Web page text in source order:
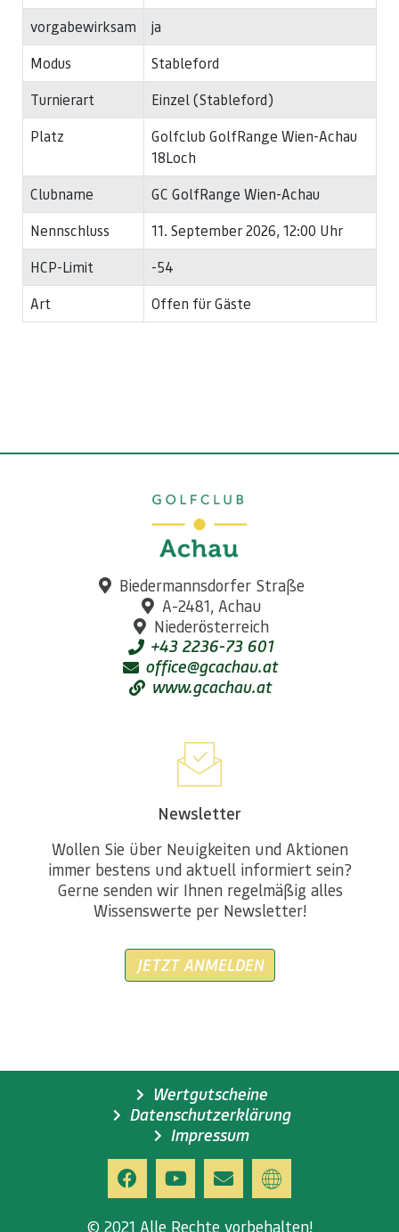
vorgabewirksam
ja
Modus
Stableford
Turnierart
Einzel (Stableford)
Platz
Golfclub GolfRange Wien-Achau
18Loch
Clubname
GC GolfRange Wien-Achau
Nennschluss
11. September 2026, 12:00 Uhr
HCP-Limit
-54
Art
Offen für Gäste
Biedermannsdorfer Straße
A-2481, Achau
Niederösterreich
+43 2236-73 601
office@gcachau.at
www.gcachau.at
Newsletter
Wollen Sie über Neuigkeiten und Aktionen
immer bestens und aktuell informiert sein?
Gerne senden wir Ihnen regelmäßig alles
Wissenswerte per Newsletter!
JETZT ANMELDEN
Wertgutscheine
Datenschutzerklärung
Impressum
© 2021 Alle Rechte vorbehalten!